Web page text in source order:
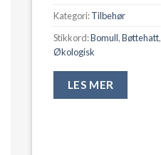
Kategori:Tilbehør
Stikkord:Bomull,Bøttehatt,
Økologisk
LES MER